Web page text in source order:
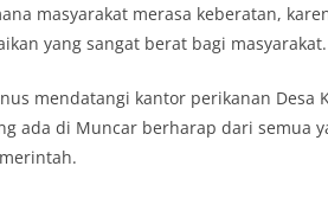
masyarakat merasa keberatan,
yang sangat berat bagi masyarakat.
mendatangi kantor perikanan Desa
ada di Muncar berharap dari semua